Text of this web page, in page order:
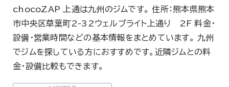
chocoZAP 上通は九州のジムです。 住所：熊本県熊本
市中央区草葉町2-32ウェルブライト上通り 2F 料金・
設備・営業時間などの基本情報をまとめています。 九州
でジムを探している方におすすめです。近隣ジムとの料
金・設備比較もできます。